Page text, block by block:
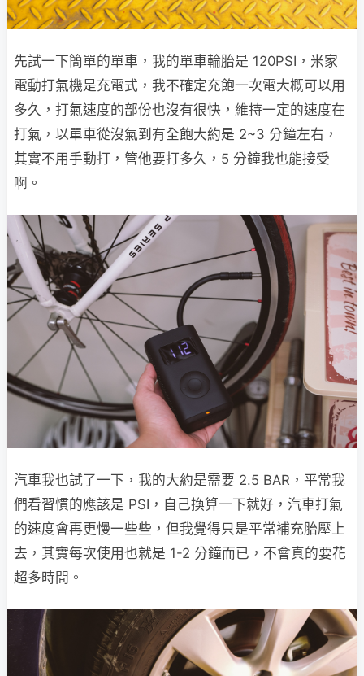
先試一下簡單的單車，我的單車輪胎是 120PSI，米家
電動打氣機是充電式，我不確定充飽一次電大概可以用
多久，打氣速度的部份也沒有很快，維持一定的速度在
打氣，以單車從沒氣到有全飽大約是 2~3 分鐘左右，
其實不用手動打，管他要打多久，5 分鐘我也能接受
啊。
汽車我也試了一下，我的大約是需要 2.5 BAR，平常我
們看習慣的應該是 PSI，自己換算一下就好，汽車打氣
的速度會再更慢一些些，但我覺得只是平常補充胎壓上
去，其實每次使用也就是 1-2 分鐘而已，不會真的要花
超多時間。